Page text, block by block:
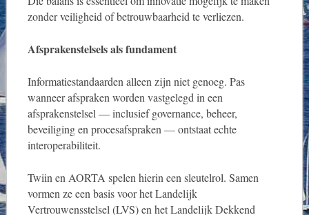
zonder veiligheid of betrouwbaarheid te verliezen.
Afsprakenstelsels als fundament
Informatiestandaarden alleen zijn niet genoeg. Pas
wanneer afspraken worden vastgelegd in een
afsprakenstelsel — inclusief governance, beheer,
beveiliging en procesafspraken — ontstaat echte
interoperabiliteit.
Twiin en AORTA spelen hierin een sleutelrol. Samen
vormen ze een basis voor het Landelijk
Vertrouwensstelsel (LVS) en het Landelijk Dekkend